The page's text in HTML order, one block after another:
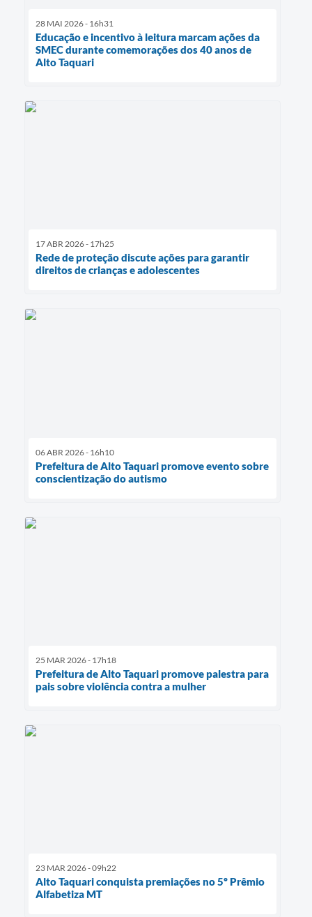
28 MAI 2026 - 16h31
Educação e incentivo à leitura marcam ações da
SMEC durante comemorações dos 40 anos de
Alto Taquari
17 ABR 2026 - 17h25
Rede de proteção discute ações para garantir
direitos de crianças e adolescentes
06 ABR 2026 - 16h10
Prefeitura de Alto Taquari promove evento sobre
conscientização do autismo
25 MAR 2026 - 17h18
Prefeitura de Alto Taquari promove palestra para
pais sobre violência contra a mulher
23 MAR 2026 - 09h22
Alto Taquari conquista premiações no 5º Prêmio
Alfabetiza MT